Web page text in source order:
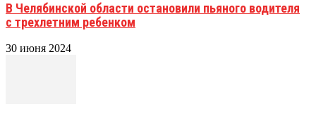
В Челябинской области остановили пьяного водителя
с трехлетним ребенком
30 июня 2024